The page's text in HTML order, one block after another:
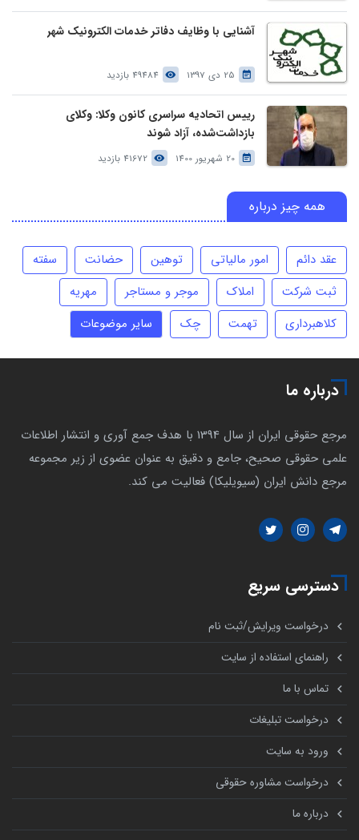
آشنایی با وظایف دفاتر خدمات الکترونیک شهر
25 دی 1397 49484 بازدید
رییس اتحادیه سراسری کانون وکلا: وکلای
بازداشت‌شده، آزاد شوند
20 شهریور 1400 41672 بازدید
همه چیز درباره
عقد دائم امور مالیاتی توهین حضانت
سفته
ثبت شرکت
املاک موجر و مستاجر
مهریه
کلاهبرداری
تهمت چک سایر موضوعات
درباره ما
مرجع حقوقی ایران از سال 1394 با هدف جمع آوری و انتشار اطلاعات
علمی حقوقی صحیح، جامع و دقیق به عنوان عضوی از زیر مجموعه
مرجع دانش ایران (سیویلیکا) فعالیت می کند.
دسترسی سریع
درخواست ویرایش/ثبت نام
راهنمای استفاده از سایت
تماس با ما
درخواست تبلیغات
ورود به سایت
درخواست مشاوره حقوقی
درباره ما